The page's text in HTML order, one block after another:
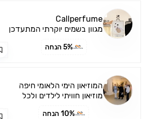
Callperfume
מגוון בשמים יוקרתי המתעדכן
5% הנחה
המוזיאון הימי הלאומי חיפה
מוזיאון חוויתי לילדים ולכל
10% הנחה